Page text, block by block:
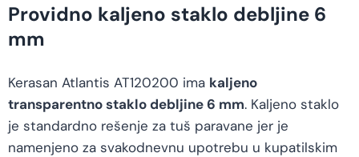
Providno kaljeno staklo debljine 6
mm
Kerasan Atlantis AT120200 ima kaljeno
transparentno staklo debljine 6 mm. Kaljeno staklo
je standardno rešenje za tuš paravane jer je
namenjeno za svakodnevnu upotrebu u kupatilskim